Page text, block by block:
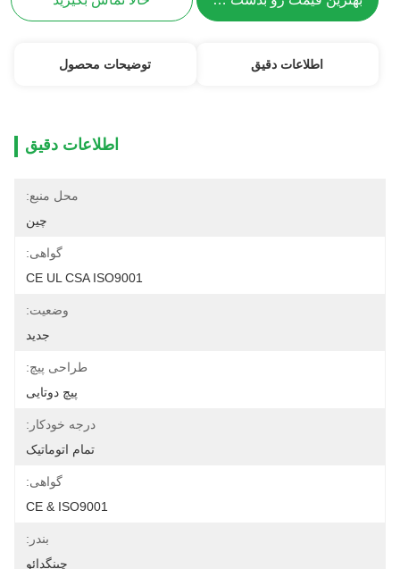
اطلاعات دقیق توضیحات محصول
اطلاعات دقیق
محل منبع:
چین
گواهی:
CE UL CSA ISO9001
وضعیت:
جدید
طراحی پیچ:
پیچ دوتایی
درجه خودکار:
تمام اتوماتیک
گواهی:
CE & ISO9001
بندر:
چینگدائو